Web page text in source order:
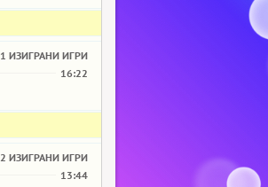
1 ИЗИГРАНИ ИГРИ
16:22
2 ИЗИГРАНИ ИГРИ
13:44